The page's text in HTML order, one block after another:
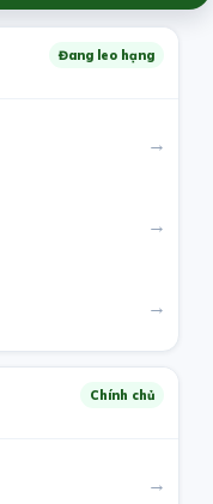
Đang leo hạng
→
→
→
Chính chủ
→